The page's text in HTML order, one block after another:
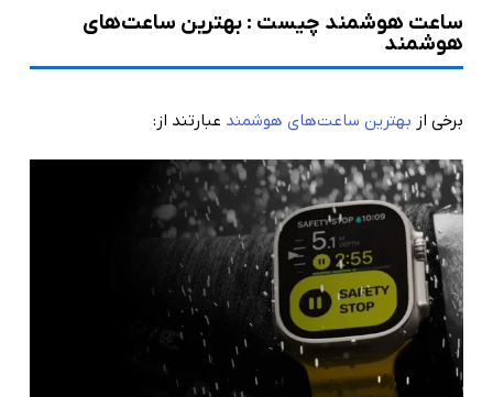
ساعت هوشمند چیست : بهترین ساعت‌های
هوشمند
برخی از بهترین ساعت‌های هوشمند عبارتند از: